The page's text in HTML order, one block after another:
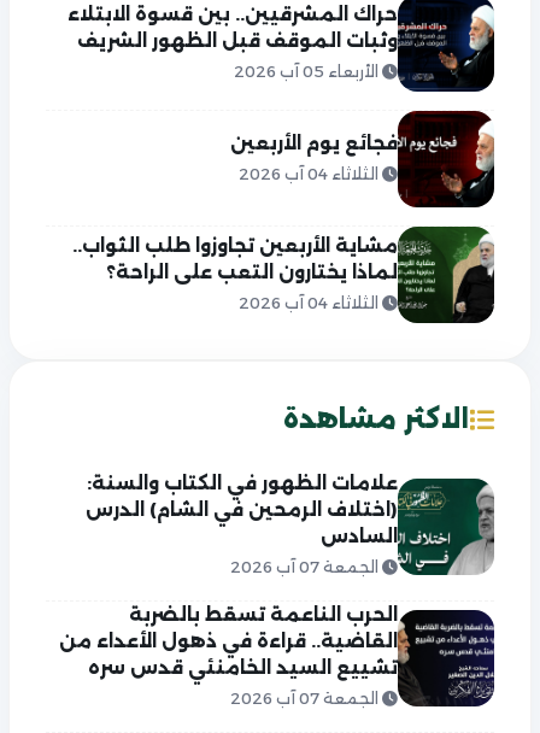
حراك المشرقيين.. بين قسوة الابتلاء
وثبات الموقف قبل الظهور الشريف
الأربعاء 05 آب 2026
فجائع يوم الأربعين
الثلاثاء 04 آب 2026
مشاية الأربعين تجاوزوا طلب الثواب..
لماذا يختارون التعب على الراحة؟
الثلاثاء 04 آب 2026
الاكثر مشاهدة
علامات الظهور في الكتاب والسنة:
(اختلاف الرمحين في الشام) الدرس
السادس
الجمعة 07 آب 2026
الحرب الناعمة تسقط بالضربة
القاضية.. قراءة في ذهول الأعداء من
تشييع السيد الخامنئي قدس سره
الجمعة 07 آب 2026